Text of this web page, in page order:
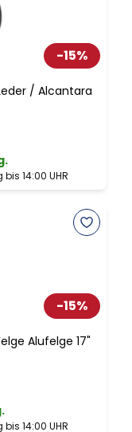
-15%
/ Alcantara
14:00 UHR
-15%
Alufelge 17"
14:00 UHR